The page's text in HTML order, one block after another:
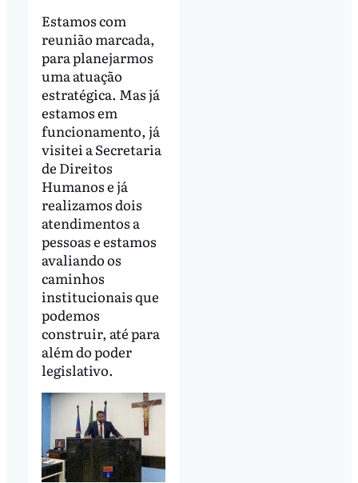
Estamos com
reunião marcada,
para planejarmos
uma atuação
estratégica. Mas já
estamos em
funcionamento, já
visitei a Secretaria
de Direitos
Humanos e já
realizamos dois
atendimentos a
pessoas e estamos
avaliando os
caminhos
institucionais que
podemos
construir, até para
além do poder
legislativo.